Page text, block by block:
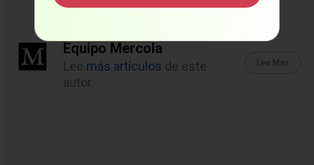
Equipo Mercola
Lee más artículos de este
autor.
Lee Más